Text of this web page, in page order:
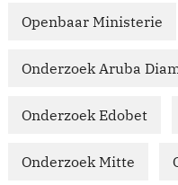
Openbaar Ministerie
Onderzoek Aruba
Onderzoek Edobet
Onderzoek Mitte